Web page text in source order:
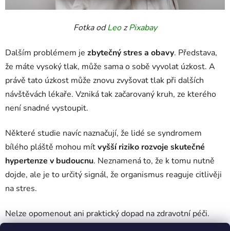
Fotka odLeozPixabay
Dalším problémem je zbytečný stres a obavy. Představa,
že máte vysoký tlak, může sama o sobě vyvolat úzkost. A
právě tato úzkost může znovu zvyšovat tlak při dalších
návštěvách lékaře. Vzniká tak začarovaný kruh, ze kterého
není snadné vystoupit.
Některé studie navíc naznačují, že lidé se syndromem
bílého pláště mohou mítvyšší riziko rozvoje skutečné
hypertenze v budoucnu. Neznamená to, že k tomu nutně
dojde, ale je to určitý signál, že organismus reaguje citlivěji
na stres.
Nelze opomenout ani praktický dopad na zdravotní péči.